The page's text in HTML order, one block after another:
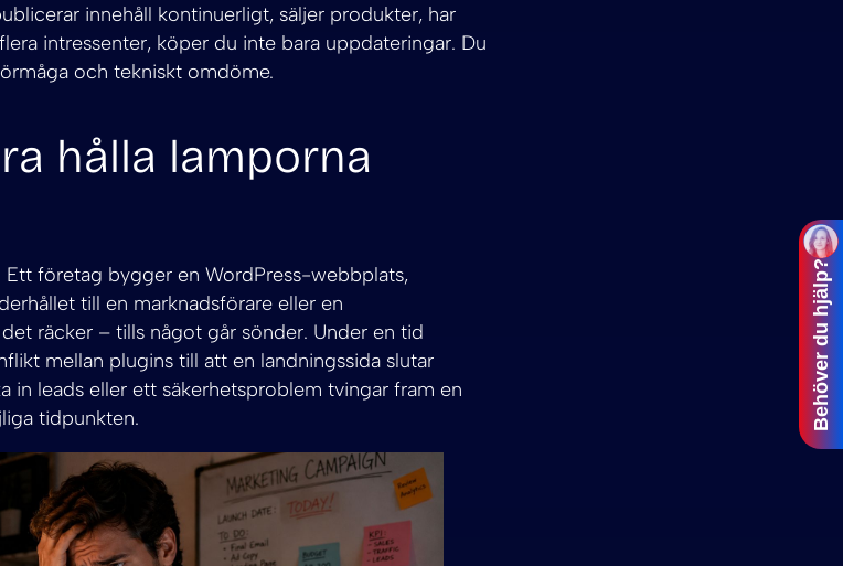
innehåll kontinuerligt, säljer produkter, har
intressenter, köper du inte bara uppdateringar. Du
och tekniskt omdöme.
hålla lamporna
Ett företag bygger en WordPress-webbplats,
till en marknadsförare eller en
räcker – tills något går sönder. Under en tid
mellan plugins till att en landningssida slutar
in leads eller ett säkerhetsproblem tvingar fram en
tidpunkten.
Behöver du hjälp?